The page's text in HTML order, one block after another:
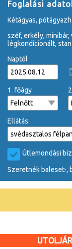
Foglalási
kétágyas,
széf, erkély,
légkondícionált,
Naptól
1. főágy
Ellátás:
Útlemondási
Szeretnék baleset-,